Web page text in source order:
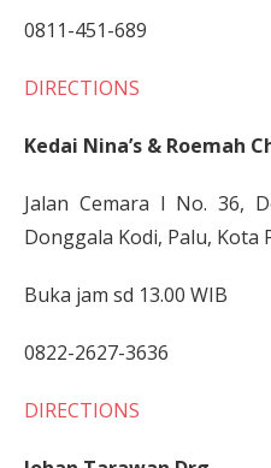
0811-451-689
DIRECTIONS
Kedai Nina’s & Roemah
Jalan Cemara I No. 36,
Donggala Kodi, Palu, Kota
Buka jam sd 13.00 WIB
0822-2627-3636
DIRECTIONS